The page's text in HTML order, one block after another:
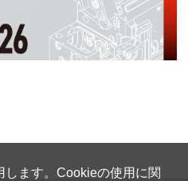
ます。Cookieの使用に関